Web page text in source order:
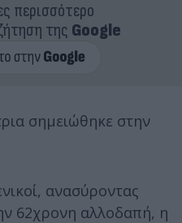
περισσότερο
της Google
σημειώθηκε στην
ανασύροντας
62χρονη αλλοδαπή, η